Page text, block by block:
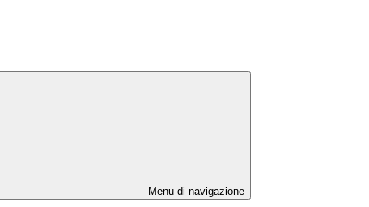
Menu di navigazione